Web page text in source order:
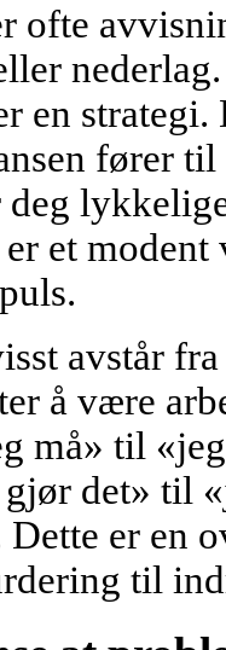
ofte
en strategi.
fører
et
avstår
å være
må» til
det» til
er en
til